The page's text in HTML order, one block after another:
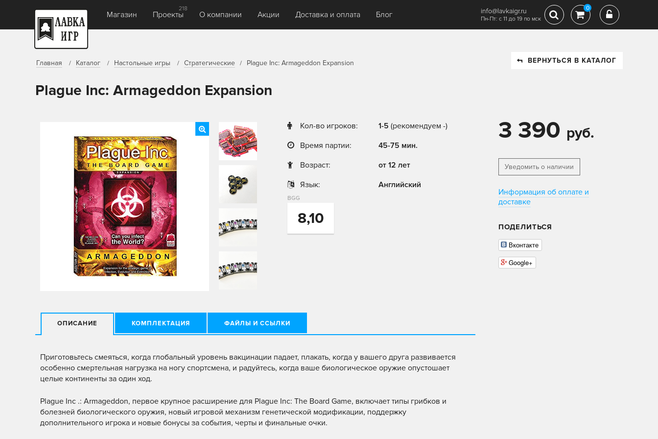
Магазин Проекты
218
О компании Акции Доставка и оплата Блог info@lavkaigr.ru
Пн-Пт: с 11 до 19 по мск
0
Главная Каталог Настольные игры Стратегические Plague Inc: Armageddon Expansion ВЕРНУТЬСЯ В КАТАЛОГ
Plague Inc: Armageddon Expansion
Кол-во игроков: 1-5 (рекомендуем -)
Время партии:
45-75 мин.
Возраст:
от 12 лет
Язык:
Английский
BGG
8,10
ОПИСАНИЕ КОМПЛЕКТАЦИЯ ФАЙЛЫ И ССЫЛКИ
Приготовьтесь смеяться, когда глобальный уровень вакцинации падает, плакать, когда у вашего друга развивается
особенно смертельная нагрузка на ногу спортсмена, и радуйтесь, когда ваше биологическое оружие опустошает
целые континенты за один ход.
Plague Inc .: Armageddon, первое крупное расширение для Plague Inc: The Board Game, включает типы грибков и
болезней биологического оружия, новый игровой механизм генетической модификации, поддержку
дополнительного игрока и новые бонусы за события, черты и финальные очки.
3 390 руб.
Уведомить о наличии
Информация об оплате и
доставке
ПОДЕЛИТЬСЯ
Вконтакте
Google+